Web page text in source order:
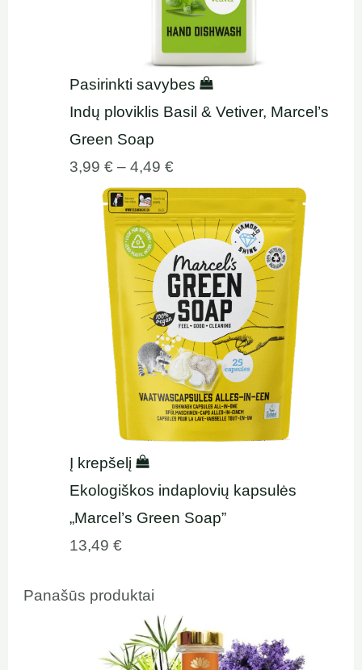
Pasirinkti savybes
Indų ploviklis Basil & Vetiver, Marcel’s
Green Soap
3,99€ – 4,49€
Į krepšelį
Ekologiškos indaplovių kapsulės
„Marcel’s Green Soap”
13,49€
Panašūs produktai